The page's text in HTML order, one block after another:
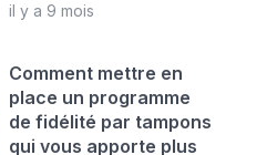
il y a 9 mois
Comment mettre en
place un programme
de fidélité par tampons
qui vous apporte plus